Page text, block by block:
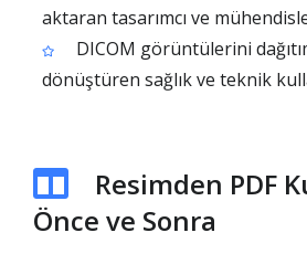
aktaran tasarımcı ve
DICOM görüntülerini
dönüştüren sağlık ve teknik
Resimden PDF
Önce ve Sonra